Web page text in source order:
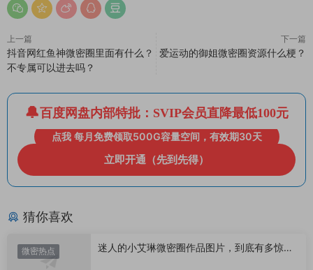
上一篇
抖音网红鱼神微密圈里面有什么？
不专属可以进去吗？
下一篇
爱运动的御姐微密圈资源什么梗？
百度网盘内部特批：SVIP会员直降最低100元
点我 每月免费领取500G容量空间，有效期30天
立即开通（先到先得）
猜你喜欢
微密热点
迷人的小艾琳微密圈作品图片，到底有多惊